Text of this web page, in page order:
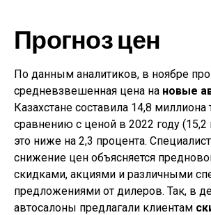
Прогноз цен
По данным аналитиков, в ноябре
средневзвешенная цена на новые
Казахстане составила 14,8 миллиона
сравнению с ценой в 2022 году (15,2
это ниже на 2,3 процента.
снижение цен объясняется
скидками, акциями и различными
предложениями от дилеров. Так, в
автосалоны предлагали клиентам